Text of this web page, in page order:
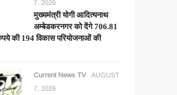
7, 2026
मुख्यमंत्री योगी आदित्यनाथ
अम्बेडकरनगर को देंगे 706.81
की 194 विकास परियोजनाओं की
Current News TV
AUGUST
7, 2026